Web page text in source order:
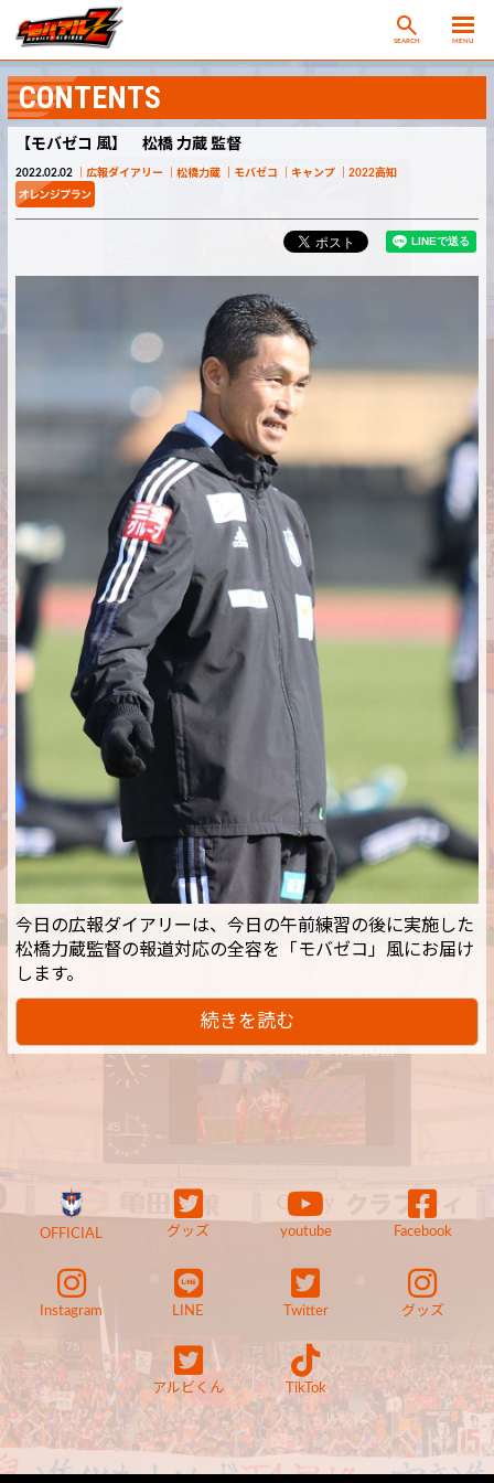
SEARCH MENU
CONTENTS
【モバゼコ 風】 松橋 力蔵 監督
2022.02.02 広報ダイアリー 松橋力蔵 モバゼコ キャンプ 2022高知
今日の広報ダイアリーは、今日の午前練習の後に実施した
松橋力蔵監督の報道対応の全容を「モバゼコ」風にお届け
します。
続きを読む
OFFICIAL グッズ youtube Facebook
Instagram LINE Twitter グッズ
アルビくん TikTok